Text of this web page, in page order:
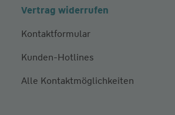
Vertrag widerrufen
Kontaktformular
Kunden-Hotlines
Alle Kontaktmöglichkeiten